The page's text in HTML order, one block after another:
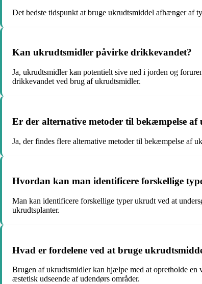
Det bedste tidspunkt at bruge ukrudtsmiddel afhænger af
Kan ukrudtsmidler påvirke drikkevandet?
Ja, ukrudtsmidler kan potentielt sive ned i jorden og
drikkevandet ved brug af ukrudtsmidler.
Er der alternative metoder til bekæmpelse af
Ja, der findes flere alternative metoder til bekæmpelse af
Hvordan kan man identificere forskellige
Man kan identificere forskellige typer ukrudt ved at
ukrudtsplanter.
Hvad er fordelene ved at bruge
Brugen af ukrudtsmidler kan hjælpe med at opretholde
æstetisk udseende af udendørs områder.